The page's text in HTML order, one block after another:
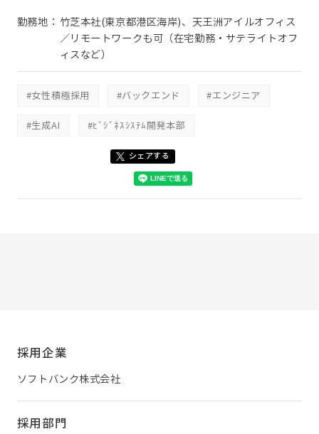
勤務地： 竹芝本社(東京都港区海岸)、天王洲アイルオフィス
／リモートワークも可（在宅勤務・サテライトオフ
ィスなど）
#女性積極採用 #バックエンド #エンジニア
#生成AI #ﾋﾞｼﾞﾈｽｼｽﾃﾑ開発本部
シェアする
採用企業
ソフトバンク株式会社
採用部門